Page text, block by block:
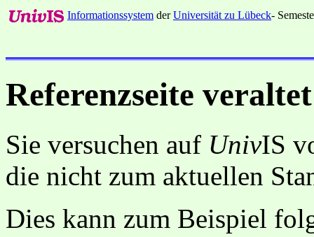
Informationssystem derUniversität zu Lübeck-
Referenzseite veraltet
Sie versuchen auf UnivIS
die nicht zum aktuellen
Dies kann zum Beispiel